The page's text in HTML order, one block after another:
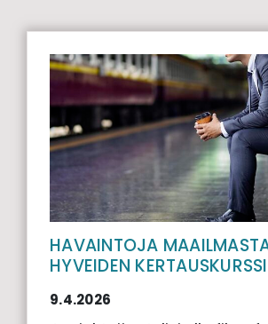
HAVAINTOJA
HYVEIDEN
9.4.2026